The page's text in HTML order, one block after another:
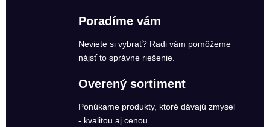
Poradíme vám
Neviete si vybrať? Radi vám pomôžeme
nájsť to správne riešenie.
Overený sortiment
Ponúkame produkty, ktoré dávajú zmysel
- kvalitou aj cenou.